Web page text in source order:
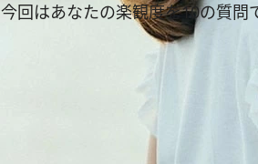
今回はあなたの楽観度を10の質問